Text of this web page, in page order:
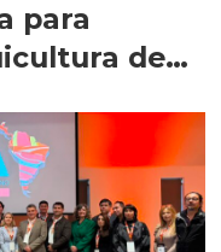
para
de